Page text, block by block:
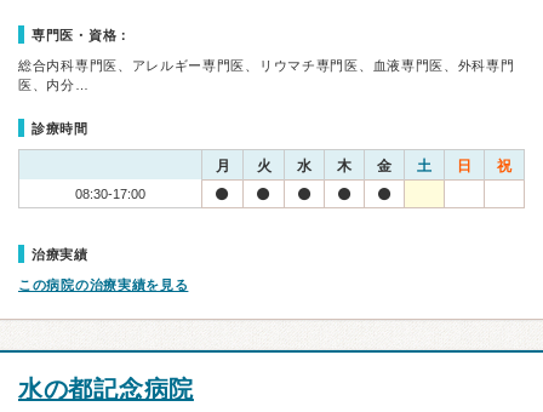
専門医・資格：
総合内科専門医、アレルギー専門医、リウマチ専門医、血液専門医、外科専門
医、内分…
診療時間
月 火 水 木 金 土 日 祝
08:30-17:00
治療実績
この病院の治療実績を見る
水の都記念病院